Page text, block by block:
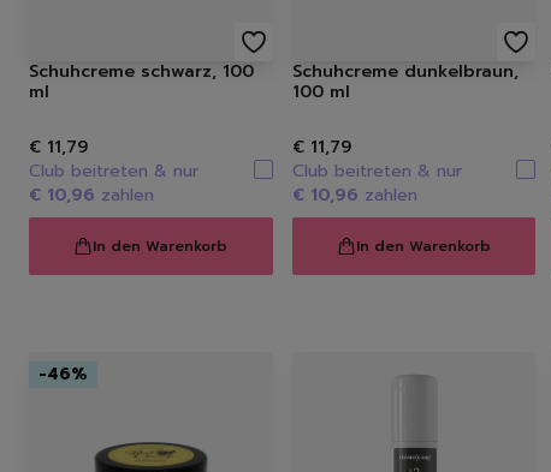
Schuhcreme schwarz, 100
ml
€ 11,79
Club beitreten & nur
€ 10,96 zahlen
In den Warenkorb
Schuhcreme dunkelbraun,
100 ml
€ 11,79
Club beitreten & nur
€ 10,96 zahlen
In den Warenkorb
-46%